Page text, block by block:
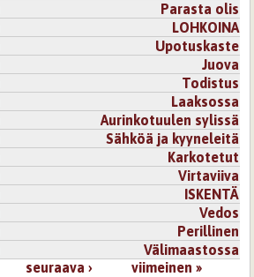
Parasta olis
LOHKOINA
Upotuskaste
Juova
Todistus
Laaksossa
Aurinkotuulen sylissä
Sähköä ja kyyneleitä
Karkotetut
Virtaviiva
ISKENTÄ
Vedos
Perillinen
Välimaastossa
seuraava › viimeinen »